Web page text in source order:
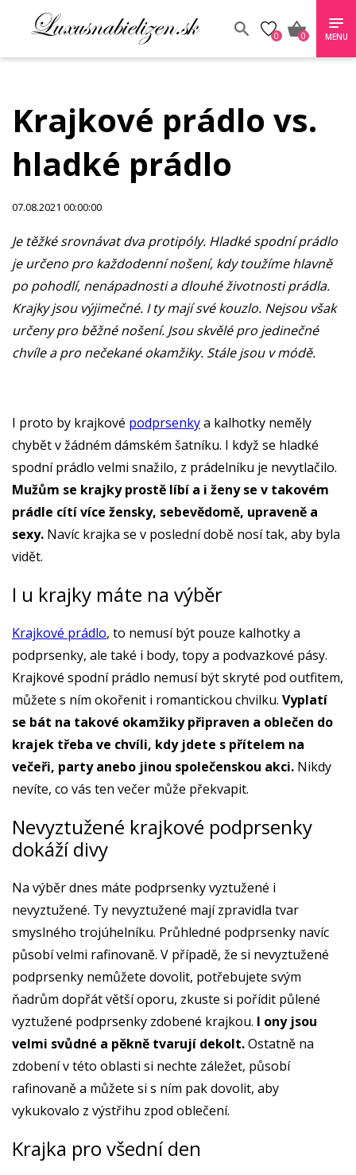
0 0 MENU
Krajkové prádlo vs.
hladké prádlo
07.08.2021 00:00:00
Je těžké srovnávat dva protipóly. Hladké spodní prádlo
je určeno pro každodenní nošení, kdy toužíme hlavně
po pohodlí, nenápadnosti a dlouhé životnosti prádla.
Krajky jsou výjimečné. I ty mají své kouzlo. Nejsou však
určeny pro běžné nošení. Jsou skvělé pro jedinečné
chvíle a pro nečekané okamžiky. Stále jsou v módě.
I proto by krajkové podprsenkya kalhotky neměly
chybět v žádném dámském šatníku. I když se hladké
spodní prádlo velmi snažilo, z prádelníku je nevytlačilo.
Mužům se krajky prostě líbí a i ženy se v takovém
prádle cítí více žensky, sebevědomě, upraveně a
sexy. Navíc krajka se v poslední době nosí tak, aby byla
vidět.
I u krajky máte na výběr
Krajkové prádlo, to nemusí být pouze kalhotky a
podprsenky, ale také i body, topy a podvazkové pásy.
Krajkové spodní prádlo nemusí být skryté pod outfitem,
můžete s ním okořenit i romantickou chvilku. Vyplatí
se bát na takové okamžiky připraven a oblečen do
krajek třeba ve chvíli, kdy jdete s přítelem na
večeři, party anebo jinou společenskou akci. Nikdy
nevíte, co vás ten večer může překvapit.
Nevyztužené krajkové podprsenky
dokáží divy
Na výběr dnes máte podprsenky vyztužené i
nevyztužené. Ty nevyztužené mají zpravidla tvar
smyslného trojúhelníku. Průhledné podprsenky navíc
působí velmi rafinovaně. V případě, že si nevyztužené
podprsenky nemůžete dovolit, potřebujete svým
ňadrům dopřát větší oporu, zkuste si pořídit půlené
vyztužené podprsenky zdobené krajkou. I ony jsou
velmi svůdné a pěkně tvarují dekolt.Ostatně na
zdobení v této oblasti si nechte záležet, působí
rafinovaně a můžete si s ním pak dovolit, aby
vykukovalo z výstřihu zpod oblečení.
Krajka pro všední den